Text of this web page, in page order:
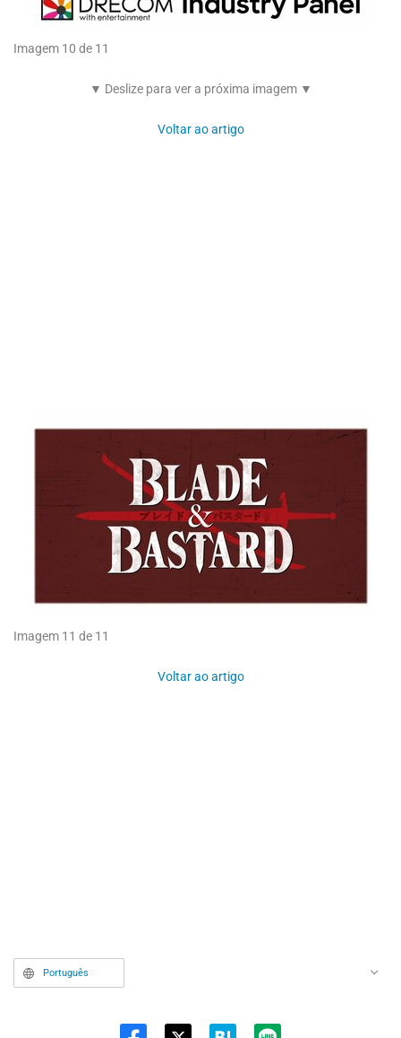
Imagem 10 de 11
▼ Deslize para ver a próxima imagem ▼
Voltar ao artigo
Imagem 11 de 11
Voltar ao artigo
Português